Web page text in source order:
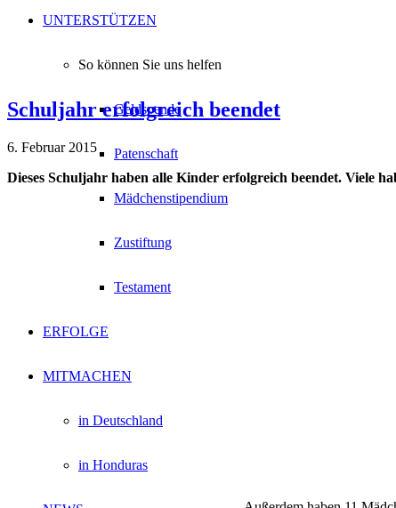
UNTERSTÜTZEN
So können Sie uns helfen
Geldspende
Patenschaft
Mädchenstipendium
Zustiftung
Testament
ERFOLGE
MITMACHEN
in Deutschland
in Honduras
Schuljahr erfolgreich beendet
6. Februar 2015
Dieses Schuljahr haben alle Kinder erfolgreich beendet. Viele